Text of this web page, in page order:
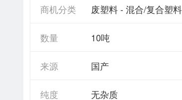
商机分类 废塑料 - 混合/复合塑
数量 10吨
来源 国产
纯度 无杂质